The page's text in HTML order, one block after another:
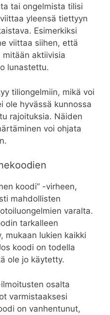
tai ongelmista tilisi
yleensä tiettyyn
Esimerkiksi
viittaa siihen, että
aktiivisia
lunastettu.
tiliongelmiin, mikä voi
ole hyvässä kunnossa
rajoituksia. Näiden
voi ohjata
koodi” -virheen,
mahdollisten
varalta.
tarkalleen
mukaan lukien kaikki
koodi on todella
ole jo käytetty.
osalta
varmistaaksesi
on vanhentunut,